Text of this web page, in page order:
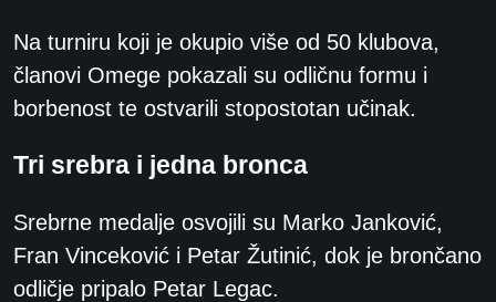
Na turniru koji je okupio više od 50 klubova,
članovi Omege pokazali su odličnu formu i
borbenost te ostvarili stopostotan učinak.
Tri srebra i jedna bronca
Srebrne medalje osvojili su Marko Janković,
Fran Vinceković i Petar Žutinić, dok je brončano
odličje pripalo Petar Legac.